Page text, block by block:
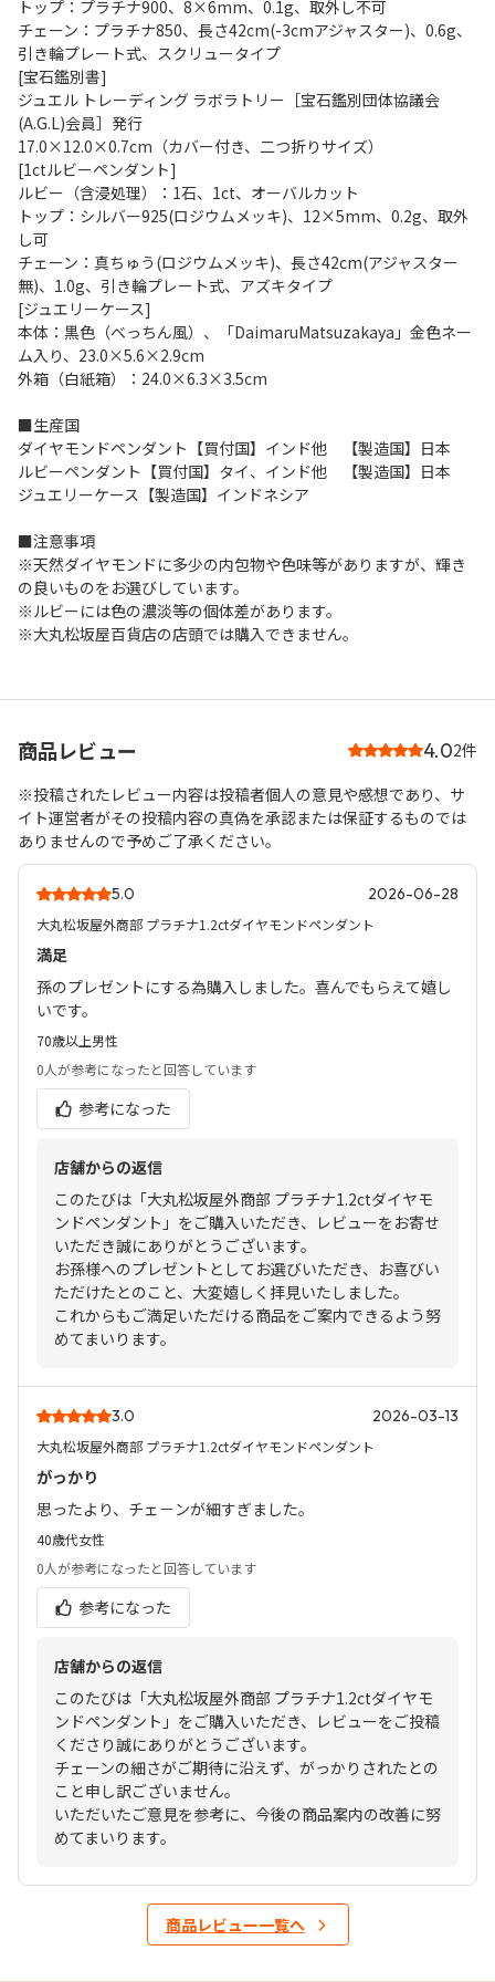
トップ：プラチナ900、8×6mm、0.1g、取外し不可
チェーン：プラチナ850、長さ42cm(-3cmアジャスター)、0.6g、
引き輪プレート式、スクリュータイプ
[宝石鑑別書]
ジュエル トレーディング ラボラトリー［宝石鑑別団体協議会
(A.G.L)会員］発行
17.0×12.0×0.7cm（カバー付き、二つ折りサイズ）
[1ctルビーペンダント]
ルビー（含浸処理）：1石、1ct、オーバルカット
トップ：シルバー925(ロジウムメッキ)、12×5mm、0.2g、取外
し可
チェーン：真ちゅう(ロジウムメッキ)、長さ42cm(アジャスター
無)、1.0g、引き輪プレート式、アズキタイプ
[ジュエリーケース]
本体：黒色（べっちん風）、「DaimaruMatsuzakaya」金色ネー
ム入り、23.0×5.6×2.9cm
外箱（白紙箱）：24.0×6.3×3.5cm
■生産国
ダイヤモンドペンダント【買付国】インド他 【製造国】日本
ルビーペンダント【買付国】タイ、インド他 【製造国】日本
ジュエリーケース【製造国】インドネシア
■注意事項
※天然ダイヤモンドに多少の内包物や色味等がありますが、輝き
の良いものをお選びしています。
※ルビーには色の濃淡等の個体差があります。
※大丸松坂屋百貨店の店頭では購入できません。
商品レビュー 4.02件
※投稿されたレビュー内容は投稿者個人の意見や感想であり、サ
イト運営者がその投稿内容の真偽を承認または保証するものでは
ありませんので予めご了承ください。
5.0 2026-06-28
大丸松坂屋外商部 プラチナ1.2ctダイヤモンドペンダント
満足
孫のプレゼントにする為購入しました。喜んでもらえて嬉し
いです。
70歳以上男性
0人が参考になったと回答しています
参考になった
店舗からの返信
このたびは「大丸松坂屋外商部 プラチナ1.2ctダイヤモ
ンドペンダント」をご購入いただき、レビューをお寄せ
いただき誠にありがとうございます。
お孫様へのプレゼントとしてお選びいただき、お喜びい
ただけたとのこと、大変嬉しく拝見いたしました。
これからもご満足いただける商品をご案内できるよう努
めてまいります。
3.0 2026-03-13
大丸松坂屋外商部 プラチナ1.2ctダイヤモンドペンダント
がっかり
思ったより、チェ－ンが細すぎました。
40歳代女性
0人が参考になったと回答しています
参考になった
店舗からの返信
このたびは「大丸松坂屋外商部 プラチナ1.2ctダイヤモ
ンドペンダント」をご購入いただき、レビューをご投稿
くださり誠にありがとうございます。
チェーンの細さがご期待に沿えず、がっかりされたとの
こと申し訳ございません。
いただいたご意見を参考に、今後の商品案内の改善に努
めてまいります。
商品レビュー一覧へ